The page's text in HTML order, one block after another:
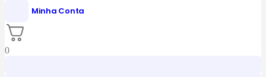
Minha Conta
0